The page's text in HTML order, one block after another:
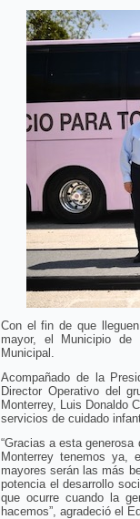
Con el fin de que
mayor, el Municipio de
Municipal.
Acompañado de la
Director Operativo del
Monterrey, Luis Donaldo
servicios de cuidado
“Gracias a esta
Monterrey tenemos ya,
mayores serán las más
potencia el desarrollo
que ocurre cuando la
hacemos”, agradeció el